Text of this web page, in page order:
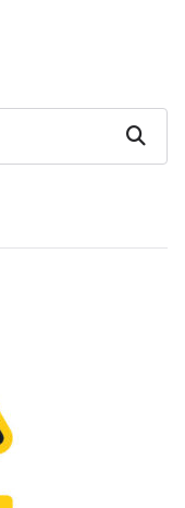
Zoeken